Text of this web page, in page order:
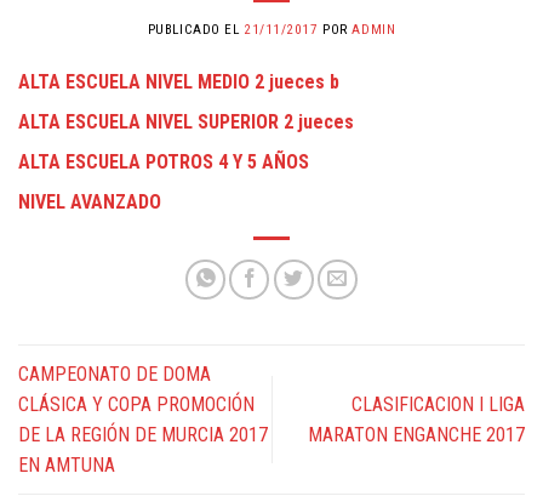
PUBLICADO EL 21/11/2017 PORADMIN
ALTA ESCUELA NIVEL MEDIO 2 jueces b
ALTA ESCUELA NIVEL SUPERIOR 2 jueces
ALTA ESCUELA POTROS 4 Y 5 AÑOS
NIVEL AVANZADO
CAMPEONATO DE DOMA
CLÁSICA Y COPA PROMOCIÓN
DE LA REGIÓN DE MURCIA 2017
EN AMTUNA
CLASIFICACION I LIGA
MARATON ENGANCHE 2017